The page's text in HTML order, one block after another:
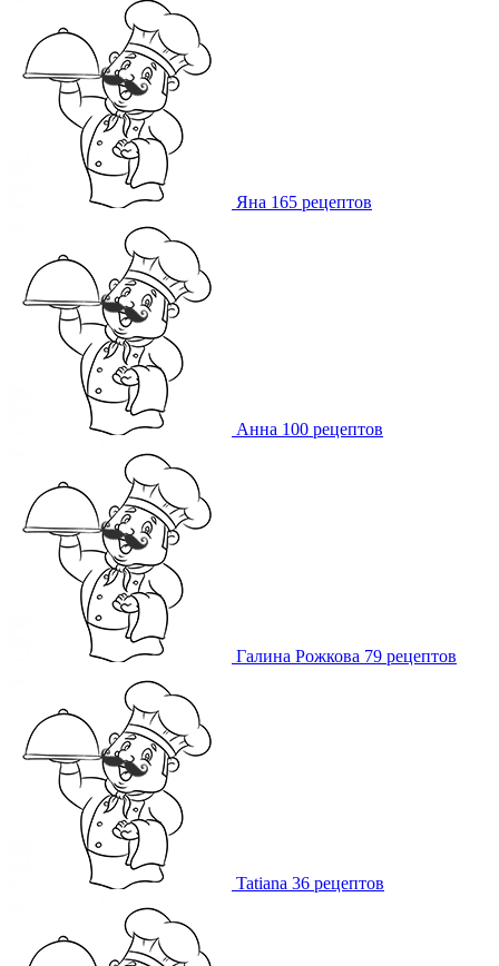
Яна 165 рецептов
Анна 100 рецептов
Галина Рожкова 79 рецептов
Tatiana 36 рецептов